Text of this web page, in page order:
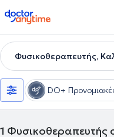
doctoranytime
Φυσικοθεραπευτής,
DO+
1 Φυσικοθεραπευτής